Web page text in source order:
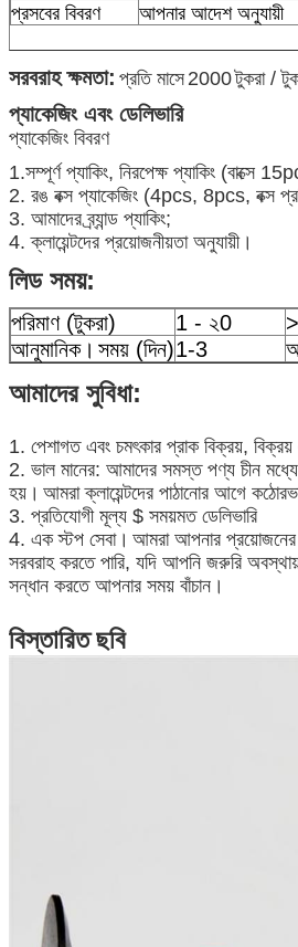
প্রসবের বিবরণ
আপনার আদেশ অনুযায়ী
সরবরাহ ক্ষমতা: প্রতি মাসে 2000টুকরা /
প্যাকেজিং এবং ডেলিভারি
প্যাকেজিং বিবরণ
1.সম্পূর্ণ প্যাকিং, নিরপেক্ষ প্যাকিং (বাক্সে
2. রঙ বক্স প্যাকেজিং (4pcs, 8pcs, বক্স
3. আমাদের ব্র্যান্ড প্যাকিং;
4. ক্লায়েন্টদের প্রয়োজনীয়তা অনুযায়ী।
লিড সময়:
পরিমাণ (টুকরা) 1 - ২0
আনুমানিক। সময় (দিন)1-3
আমাদের সুবিধা:
1. পেশাগত এবং চমৎকার প্রাক বিক্রয়, বিক্রয়
2. ভাল মানের: আমাদের সমস্ত পণ্য চীন মধ্যে
হয়। আমরা ক্লায়েন্টদের পাঠানোর আগে
3. প্রতিযোগী মূল্য $ সময়মত ডেলিভারি
4. এক স্টপ সেবা। আমরা আপনার প্রয়োজনের
সরবরাহ করতে পারি, যদি আপনি জরুরি
সন্ধান করতে আপনার সময় বাঁচান।
বিস্তারিত ছবি